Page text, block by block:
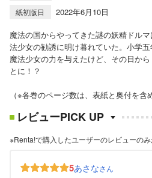
紙初版日
2022年6月10日
魔法の国からやってきた謎の妖精ドル
法少女の勧誘に明け暮れていた。小学
魔法少女の力を与えたけど、その日か
とに！？
（※各巻のページ数は、表紙と奥付を含
レビューPICK UP
※Renta!で購入したユーザーのレビューの
5あさなさん